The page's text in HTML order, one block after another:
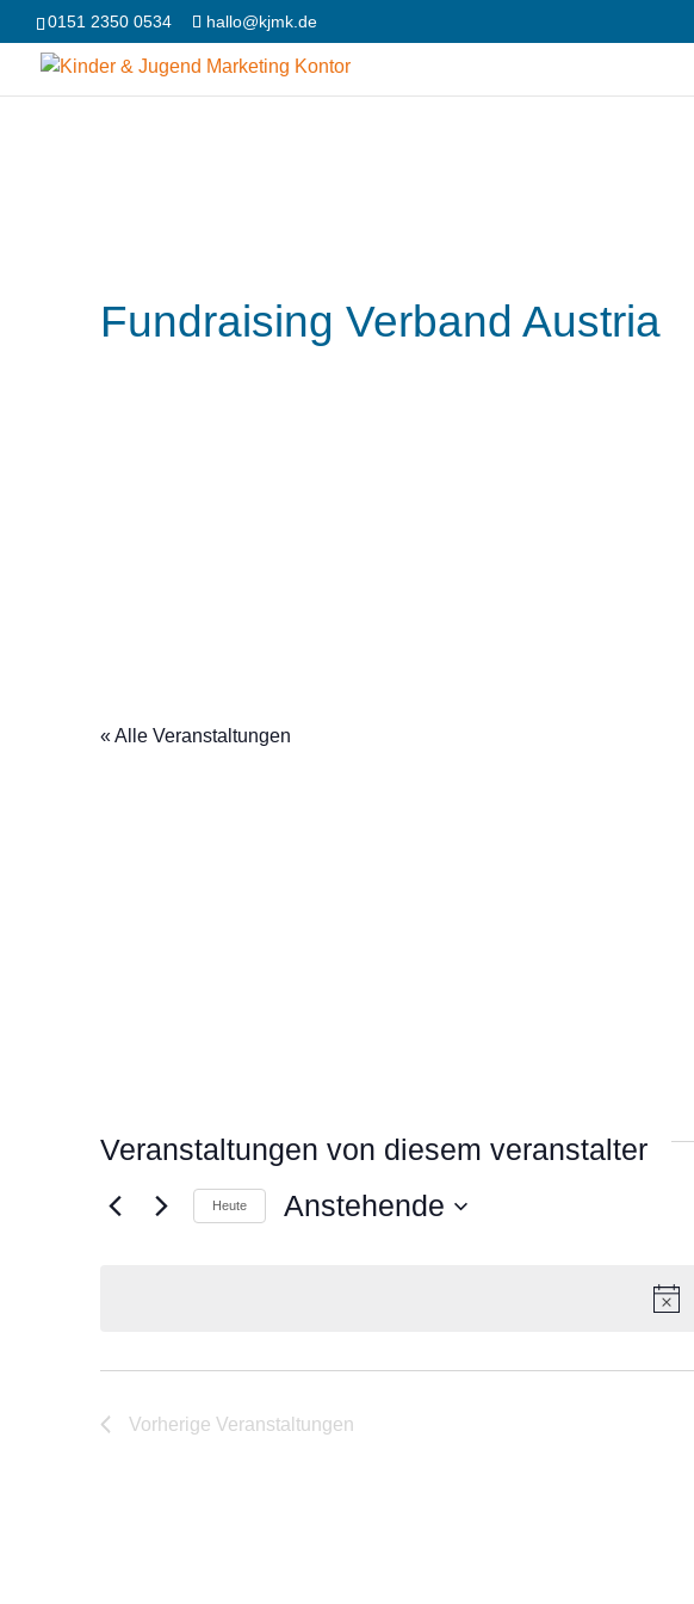
0151 2350 0534 hallo@kjmk.de
Fundraising Verband Austria
« Alle Veranstaltungen
Veranstaltungen von diesem veranstalter
Heute Anstehende
Vorherige Veranstaltungen